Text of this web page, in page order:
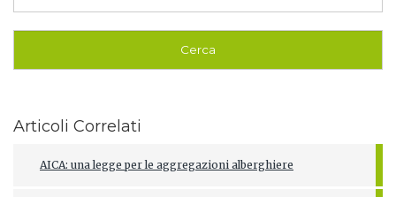
Articoli Correlati
AICA: una legge per le aggregazioni alberghiere